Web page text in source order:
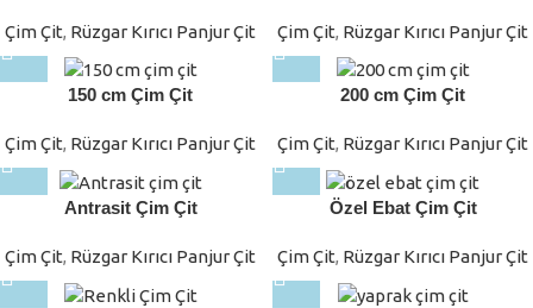
Çim Çit, Rüzgar Kırıcı Panjur Çit Çim Çit, Rüzgar Kırıcı Panjur Çit
150 cm Çim Çit
Çim Çit, Rüzgar Kırıcı Panjur Çit
200 cm Çim Çit
Çim Çit, Rüzgar Kırıcı Panjur Çit
Antrasit Çim Çit
Çim Çit, Rüzgar Kırıcı Panjur Çit
Özel Ebat Çim Çit
Çim Çit, Rüzgar Kırıcı Panjur Çit